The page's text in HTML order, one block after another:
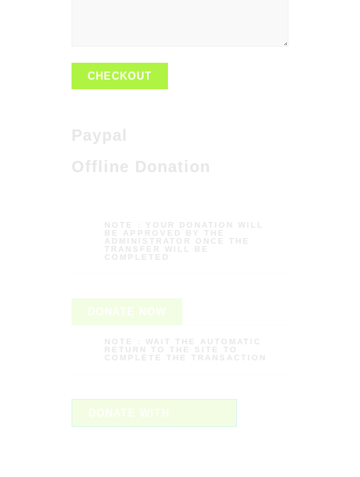
CHECKOUT
Paypal
Offline Donation
NOTE :
YOUR DONATION WILL
BE APPROVED BY THE
ADMINISTRATOR ONCE THE
TRANSFER WILL BE
COMPLETED
DONATE NOW
NOTE : WAIT THE AUTOMATIC
RETURN TO THE SITE TO
COMPLETE THE TRANSACTION